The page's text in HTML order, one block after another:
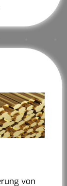
von